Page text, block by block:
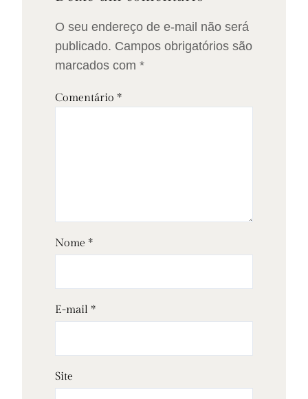
O seu endereço de e-mail não será
publicado. Campos obrigatórios são
marcados com *
Comentário *
Nome *
E-mail *
Site